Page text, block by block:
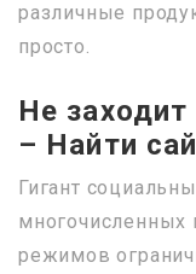
различные
просто.
Не
– Найти
Гигант
многочисленных
режимов